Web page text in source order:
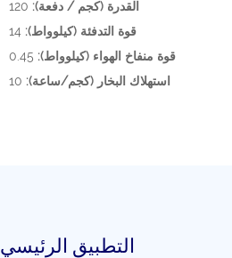
القدرة (كجم / دفعة): 120
قوة التدفئة (كيلوواط): 14
قوة منفاخ الهواء (كيلوواط): 0.45
استهلاك البخار (كجم/ساعة): 10
التطبيق الرئيسي